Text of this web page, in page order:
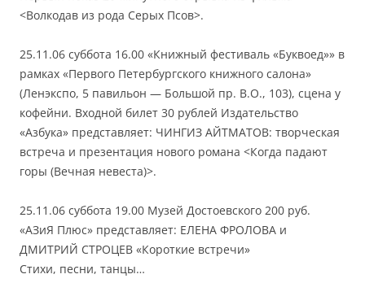
<Волкодав из рода Серых Псов>.
25.11.06 суббота 16.00 «Книжный фестиваль «Буквоед»» в
рамках «Первого Петербургского книжного салона»
(Ленэкспо, 5 павильон — Большой пр. В.О., 103), сцена у
кофейни. Входной билет 30 рублей Издательство
«Азбука» представляет: ЧИНГИЗ АЙТМАТОВ: творческая
встреча и презентация нового романа <Когда падают
горы (Вечная невеста)>.
25.11.06 суббота 19.00 Музей Достоевского 200 руб.
«АЗиЯ Плюс» представляет: ЕЛЕНА ФРОЛОВА и
ДМИТРИЙ СТРОЦЕВ «Короткие встречи»
Стихи, песни, танцы…